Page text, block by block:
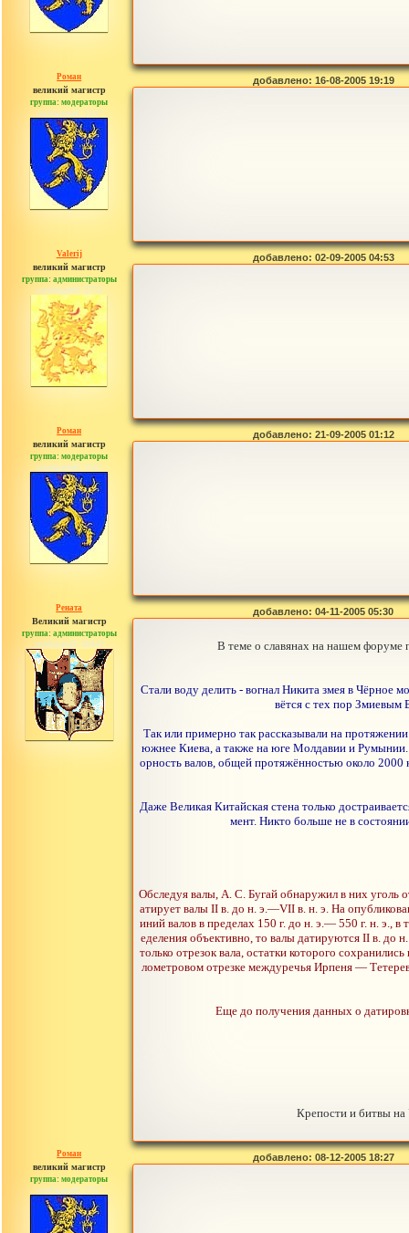
Роман
великий магистр
группа: модераторы
сообщений: 1557
добавлено: 16-08-2005 19:19
Valerij
великий магистр
группа: администраторы
сообщений: 3753
добавлено: 02-09-2005 04:53
Роман
великий магистр
группа: модераторы
сообщений: 1557
добавлено: 21-09-2005 01:12
Рената
Великий магистр
группа: администраторы
сообщений: 30442
добавлено: 04-11-2005 05:30
В теме о славянах на нашем форуме
Стали воду делить - вогнал Никита змея в Чёрное
вётся с тех пор
Так или примерно так рассказывали на
южнее Киева, а также на юге Молдавии и Румынии.
орность валов, общей протяжённостью около
Даже Великая Китайская стена только
мент. Никто больше не в
Обследуя валы, А. С. Бугай обнаружил в них уголь
атирует валы II в. до н. э.—VII в. н. э. На
иний валов в пределах 150 г. до н. э.— 550 г. н.
еделения объективно, то валы датируются II в. до
только отрезок вала, остатки которого
лометровом отрезке междуречья Ирпеня —
Еще до получения данных о
Крепости и битвы на
Роман
великий магистр
группа: модераторы
сообщений: 1557
добавлено: 08-12-2005 18:27